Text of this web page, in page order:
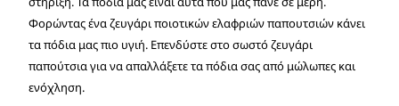
Φορώντας ένα ζευγάρι ποιοτικών ελαφριών παπουτσιών κάνει
τα πόδια μας πιο υγιή. Επενδύστε στο σωστό ζευγάρι
παπούτσια για να απαλλάξετε τα πόδια σας από μώλωπες και
ενόχληση.